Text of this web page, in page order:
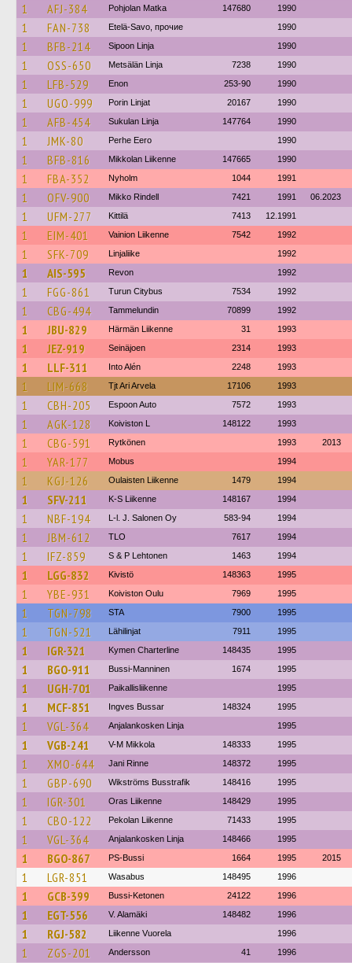
1 AFJ-384 Pohjolan Matka 147680 1990
1 FAN-738 Etelä-Savo, прочие 1990
1 BFB-214 Sipoon Linja 1990
1 OSS-650 Metsälän Linja 7238 1990
1 LFB-529 Enon 253-90 1990
1 UGO-999 Porin Linjat 20167 1990
1 AFB-454 Sukulan Linja 147764 1990
1 JMK-80 Perhe Eero 1990
1 BFB-816 Mikkolan Liikenne 147665 1990
1 FBA-352 Nyholm 1044 1991
1 OFV-900 Mikko Rindell 7421 1991 06.2023
1 UFM-277 Kittilä 7413 12.1991
1 EIM-401 Vainion Liikenne 7542 1992
1 SFK-709 Linjaliike 1992
1 AIS-595 Revon 1992
1 FGG-861 Turun Citybus 7534 1992
1 CBG-494 Tammelundin 70899 1992
1 JBU-829 Härmän Liikenne 31 1993
1 JEZ-919 Seinäjoen 2314 1993
1 LLF-311 Into Alén 2248 1993
1 LIM-668 Tjt Ari Arvela 17106 1993
1 CBH-205 Espoon Auto 7572 1993
1 AGK-128 Koiviston L 148122 1993
1 CBG-591 Rytkönen 1993 2013
1 YAR-177 Mobus 1994
1 KGJ-126 Oulaisten Liikenne 1479 1994
1 SFV-211 K-S Liikenne 148167 1994
1 NBF-194 L-l. J. Salonen Oy 583-94 1994
1 JBM-612 TLO 7617 1994
1 IFZ-859 S & P Lehtonen 1463 1994
1 LGG-832 Kivistö 148363 1995
1 YBE-931 Koiviston Oulu 7969 1995
1 TGN-798 STA 7900 1995
1 TGN-521 Lähilinjat 7911 1995
1 IGR-321 Kymen Charterline 148435 1995
1 BGO-911 Bussi-Manninen 1674 1995
1 UGH-701 Paikallisliikenne 1995
1 MCF-851 Ingves Bussar 148324 1995
1 VGL-364 Anjalankosken Linja 1995
1 VGB-241 V-M Mikkola 148333 1995
1 XMO-644 Jani Rinne 148372 1995
1 GBP-690 Wikströms Busstrafik 148416 1995
1 IGR-301 Oras Liikenne 148429 1995
1 CBO-122 Pekolan Liikenne 71433 1995
1 VGL-364 Anjalankosken Linja 148466 1995
1 BGO-867 PS-Bussi 1664 1995 2015
1 LGR-851 Wasabus 148495 1996
1 GCB-399 Bussi-Ketonen 24122 1996
1 EGT-556 V. Alamäki 148482 1996
1 RGJ-582 Liikenne Vuorela 1996
1 ZGS-201 Andersson 41 1996